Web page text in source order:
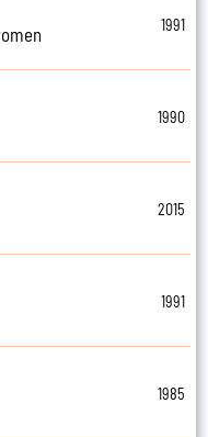
1991
1990
2015
1991
1985